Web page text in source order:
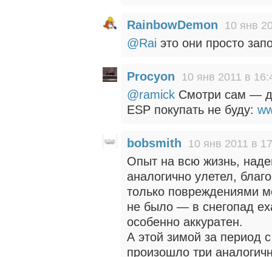
RainbowDemon 10 янв
@Rai это они просто
Procyon 10 янв 2011 в
@ramick Смотри сам —
ESP покупать не буду:
bobsmith 10 янв 2011 в
Опыт на всю жизнь,
аналогично улетел,
только повреждениями
не было — в снегопад
особенно аккуратен.
А этой зимой за период
произошло три